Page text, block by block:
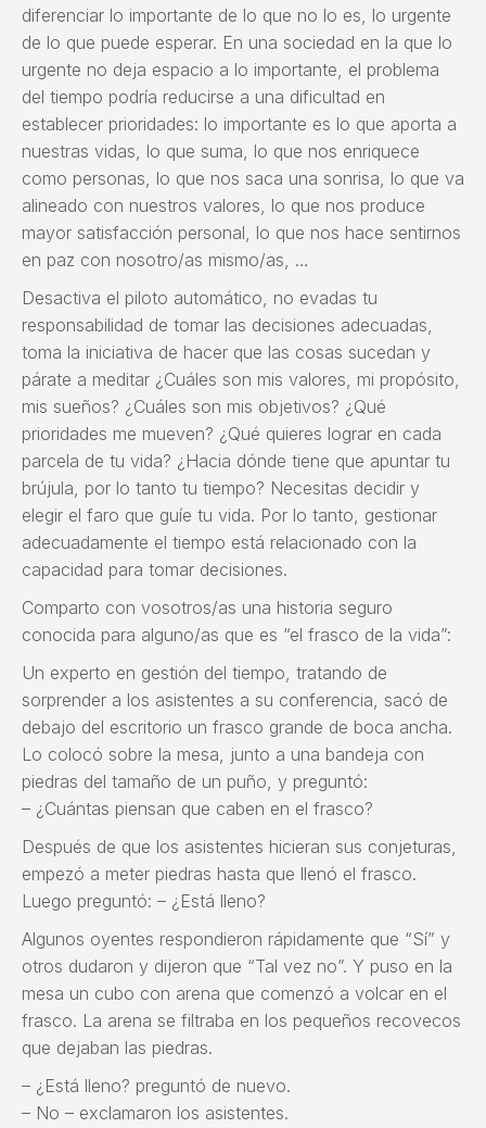
diferenciar lo importante de lo que no lo es, lo urgente
de lo que puede esperar. En una sociedad en la que lo
urgente no deja espacio a lo importante, el problema
del tiempo podría reducirse a una dificultad en
establecer prioridades: lo importante es lo que aporta a
nuestras vidas, lo que suma, lo que nos enriquece
como personas, lo que nos saca una sonrisa, lo que va
alineado con nuestros valores, lo que nos produce
mayor satisfacción personal, lo que nos hace sentirnos
en paz con nosotro/as mismo/as, …
Desactiva el piloto automático, no evadas tu
responsabilidad de tomar las decisiones adecuadas,
toma la iniciativa de hacer que las cosas sucedan y
párate a meditar ¿Cuáles son mis valores, mi propósito,
mis sueños? ¿Cuáles son mis objetivos? ¿Qué
prioridades me mueven? ¿Qué quieres lograr en cada
parcela de tu vida? ¿Hacia dónde tiene que apuntar tu
brújula, por lo tanto tu tiempo? Necesitas decidir y
elegir el faro que guíe tu vida. Por lo tanto, gestionar
adecuadamente el tiempo está relacionado con la
capacidad para tomar decisiones.
Comparto con vosotros/as una historia seguro
conocida para alguno/as que es “el frasco de la vida”:
Un experto en gestión del tiempo, tratando de
sorprender a los asistentes a su conferencia, sacó de
debajo del escritorio un frasco grande de boca ancha.
Lo colocó sobre la mesa, junto a una bandeja con
piedras del tamaño de un puño, y preguntó:
– ¿Cuántas piensan que caben en el frasco?
Después de que los asistentes hicieran sus conjeturas,
empezó a meter piedras hasta que llenó el frasco.
Luego preguntó: – ¿Está lleno?
Algunos oyentes respondieron rápidamente que “Sí” y
otros dudaron y dijeron que “Tal vez no”. Y puso en la
mesa un cubo con arena que comenzó a volcar en el
frasco. La arena se filtraba en los pequeños recovecos
que dejaban las piedras.
– ¿Está lleno? preguntó de nuevo.
– No – exclamaron los asistentes.